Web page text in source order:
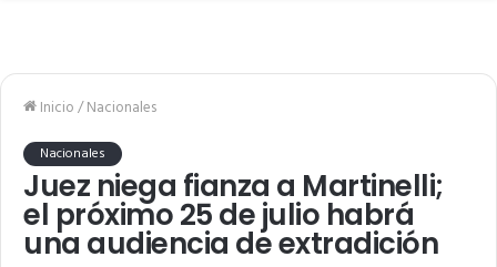
Inicio/Nacionales
Nacionales
Juez niega fianza a Martinelli;
el próximo 25 de julio habrá
una audiencia de extradición